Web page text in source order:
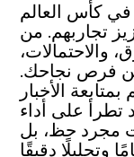
في كأس العالم
تجاربهم. من
والاحتمالات،
فرص نجاحك.
الأخبار
تطرأ على أداء
مجرد حظ، بل